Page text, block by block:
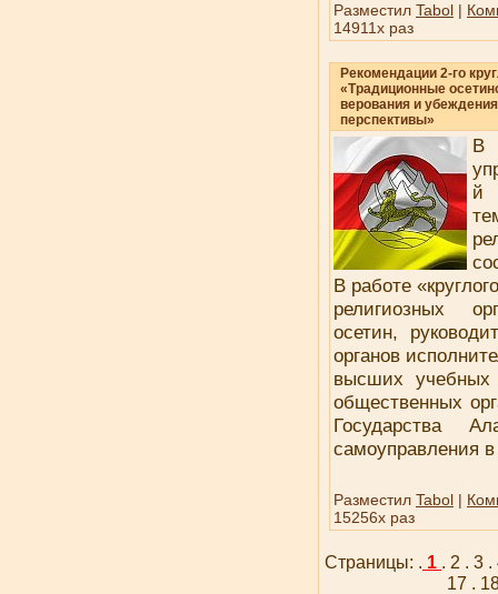
Разместил Tabol |
14911x раз
Рекомендации 2-го
«Традиционные
верования и
перспективы»
В
й
В работе
религиозных
осетин,
органов
высших учебных
общественных
Государства
самоуправления
Разместил Tabol |
15256x раз
Страницы: . 1 . 2 . 3 .
17 .